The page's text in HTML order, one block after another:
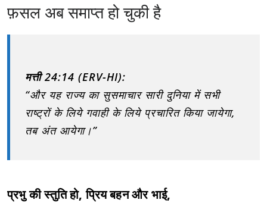
फ़सल अब समाप्त हो चुकी है
मत्ती 24:14 (ERV-HI):
“और यह राज्य का सुसमाचार सारी दुनिया में सभी
राष्ट्रों के लिये गवाही के लिये प्रचारित किया जायेगा,
तब अंत आयेगा।”
प्रभु की स्तुति हो, प्रिय बहन और भाई,